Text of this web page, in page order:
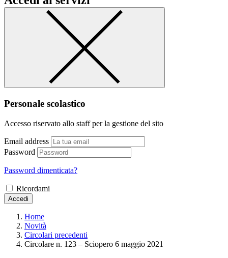
Personale scolastico
Accesso riservato allo staff per la gestione del sito
Email address
Password
Password dimenticata?
Ricordami
Accedi
Home
Novità
Circolari precedenti
Circolare n. 123 – Sciopero 6 maggio 2021